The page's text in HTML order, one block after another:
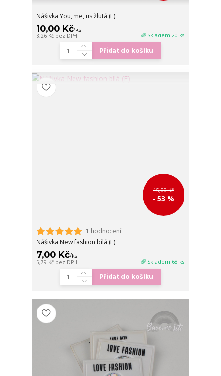
Nášivka You, me, us žlutá (E)
10,00 Kč/ks
8,26 Kč bez DPH 🌈 Skladem 20 ks
Přidat do košíku
15,00 Kč
- 53 %
1 hodnocení
Nášivka New fashion bílá (E)
7,00 Kč/ks
5,79 Kč bez DPH 🌈 Skladem 68 ks
Přidat do košíku